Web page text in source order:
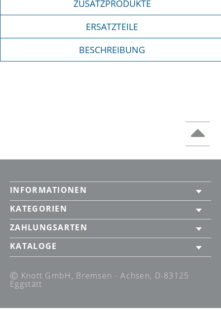
ZUSATZPRODUKTE
ERSATZTEILE
BESCHREIBUNG
INFORMATIONEN
KATEGORIEN
ZAHLUNGSARTEN
KATALOGE
Ⓒ Knott GmbH, Bremsen - Achsen, D-83125
Eggstätt